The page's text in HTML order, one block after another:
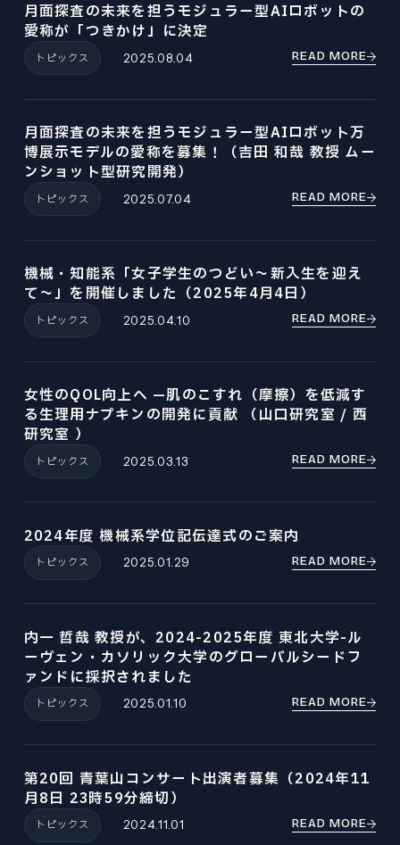
トピックス 2025.08.04
月面探査の未来を担うモジュラー型AIロボットの
愛称が「つきかけ」に決定
READ MORE
トピックス 2025.07.04
月面探査の未来を担うモジュラー型AIロボット万
博展示モデルの愛称を募集！（吉田 和哉 教授 ムー
ンショット型研究開発）
READ MORE
トピックス 2025.04.10
機械・知能系「女子学生のつどい～新入生を迎え
て～」を開催しました（2025年4月4日）
READ MORE
トピックス 2025.03.13
女性のQOL向上へ —肌のこすれ（摩擦）を低減す
る生理用ナプキンの開発に貢献 （山口研究室 / 西
研究室 ）
READ MORE
トピックス 2025.01.29
2024年度 機械系学位記伝達式のご案内
READ MORE
トピックス 2025.01.10
内一 哲哉 教授が、2024-2025年度 東北大学-ル
ーヴェン・カソリック大学のグローバルシードフ
ァンドに採択されました
READ MORE
トピックス 2024.11.01
第20回 青葉山コンサート出演者募集（2024年11
月8日 23時59分締切）
READ MORE